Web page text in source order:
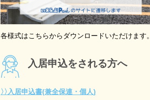
各様式はこちらからダウンロードいただけます。
入居申込をされる方へ
〉〉 入居申込書(兼全保連・個人)